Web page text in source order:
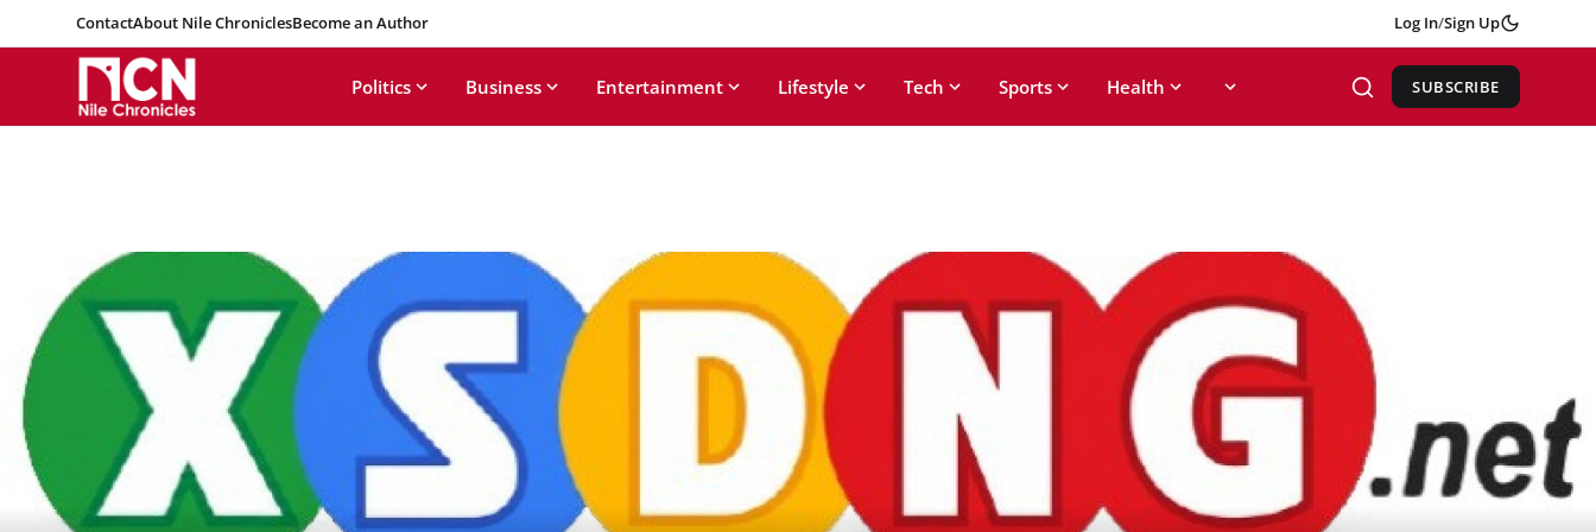
ContactAbout Nile ChroniclesBecome an Author Log In/Sign Up
Politics Business Entertainment Lifestyle Tech Sports Health SUBSCRIBE